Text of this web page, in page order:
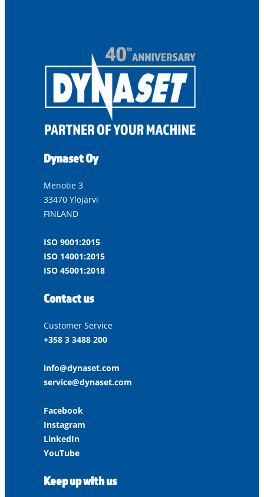
Dynaset Oy
Menotie 3
33470 Ylöjärvi
FINLAND
ISO 9001:2015
ISO 14001:2015
ISO 45001:2018
Contact us
Customer Service
+358 3 3488 200
info@dynaset.com
service@dynaset.com
Facebook
Instagram
LinkedIn
YouTube
Keep up with us